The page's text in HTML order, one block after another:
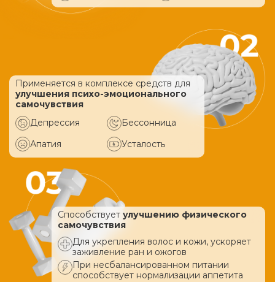
Применяется в комплексе средств для
улучшения психо-эмоционального
самочувствия
Депрессия
Бессонница
Апатия
Усталость
Способствует улучшению физического
самочувствия
Для укрепления волос и кожи, ускоряет
заживление ран и ожогов
При несбалансированном питании
способствует нормализации аппетита